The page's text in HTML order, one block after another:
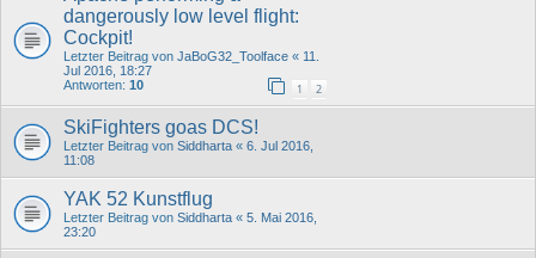
dangerously low level flight:
Cockpit!
Letzter Beitrag von JaBoG32_Toolface « 11.
Jul 2016, 18:27
Antworten: 10 1 2
SkiFighters goas DCS!
Letzter Beitrag von Siddharta « 6. Jul 2016,
11:08
YAK 52 Kunstflug
Letzter Beitrag von Siddharta « 5. Mai 2016,
23:20